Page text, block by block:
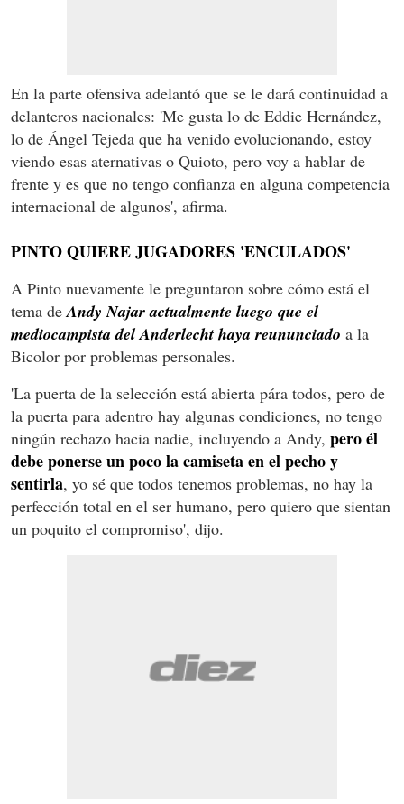
En la parte ofensiva adelantó que se le dará continuidad a
delanteros nacionales: 'Me gusta lo de Eddie Hernández,
lo de Ángel Tejeda que ha venido evolucionando, estoy
viendo esas aternativas o Quioto, pero voy a hablar de
frente y es que no tengo confianza en alguna competencia
internacional de algunos', afirma.
PINTO QUIERE JUGADORES 'ENCULADOS'
A Pinto nuevamente le preguntaron sobre cómo está el
tema deAndy Najar actualmente luego que el
mediocampista del Anderlecht haya reununciado a la
Bicolor por problemas personales.
'La puerta de la selección está abierta pára todos, pero de
la puerta para adentro hay algunas condiciones, no tengo
ningún rechazo hacia nadie, incluyendo a Andy, pero él
debe ponerse un poco la camiseta en el pecho y
sentirla, yo sé que todos tenemos problemas, no hay la
perfección total en el ser humano, pero quiero que sientan
un poquito el compromiso', dijo.